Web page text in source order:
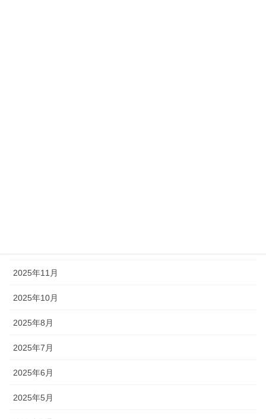
2025年11月
2025年10月
2025年8月
2025年7月
2025年6月
2025年5月